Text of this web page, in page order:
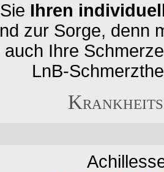
Ihren
zur Sorge, denn
Ihre
LnB-